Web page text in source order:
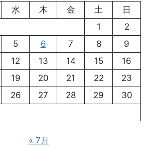
水 木 金 土
日
1
2
5 6 7 8
9
12 13 14 15
16
19 20 21 22
23
26 27 28 29
30
« 7月